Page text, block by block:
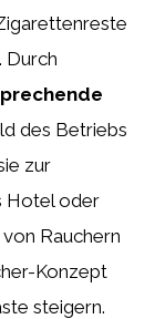
Durch
des Betriebs
zur
Hotel oder
Rauchern
Konzept
steigern.